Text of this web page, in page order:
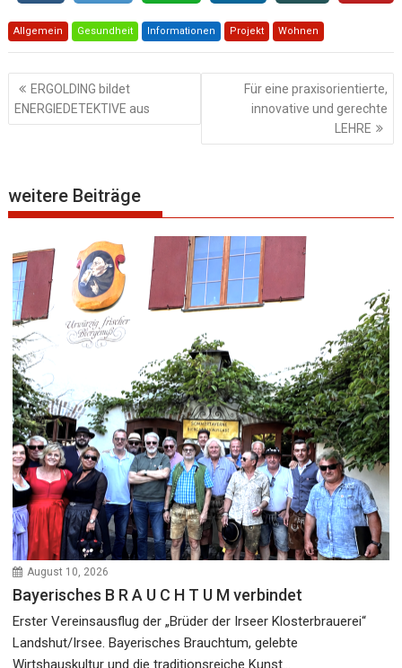
Allgemein Gesundheit Informationen Projekt Wohnen
Beitragsnavigation
ERGOLDING bildet
ENERGIEDETEKTIVE aus
Für eine praxisorientierte,
innovative und gerechte
LEHRE
weitere Beiträge
August 10, 2026
Bayerisches B R A U C H T U M verbindet
Erster Vereinsausflug der „Brüder der Irseer Klosterbrauerei“
Landshut/Irsee. Bayerisches Brauchtum, gelebte
Wirtshauskultur und die traditionsreiche Kunst...